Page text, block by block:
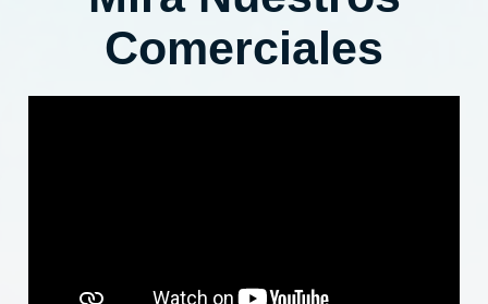
Comerciales